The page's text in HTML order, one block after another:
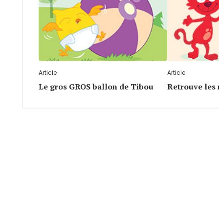
Article
Le gros GROS ballon de Tibou
Article
Retrouve les